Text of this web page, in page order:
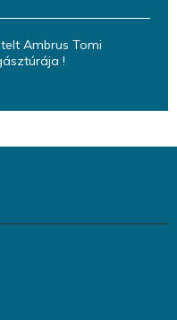
Ambrus Tomi
!